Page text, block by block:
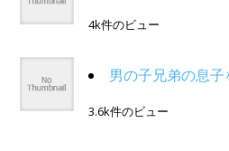
4k件のビュー
男の子兄弟の息子
3.6k件のビュー